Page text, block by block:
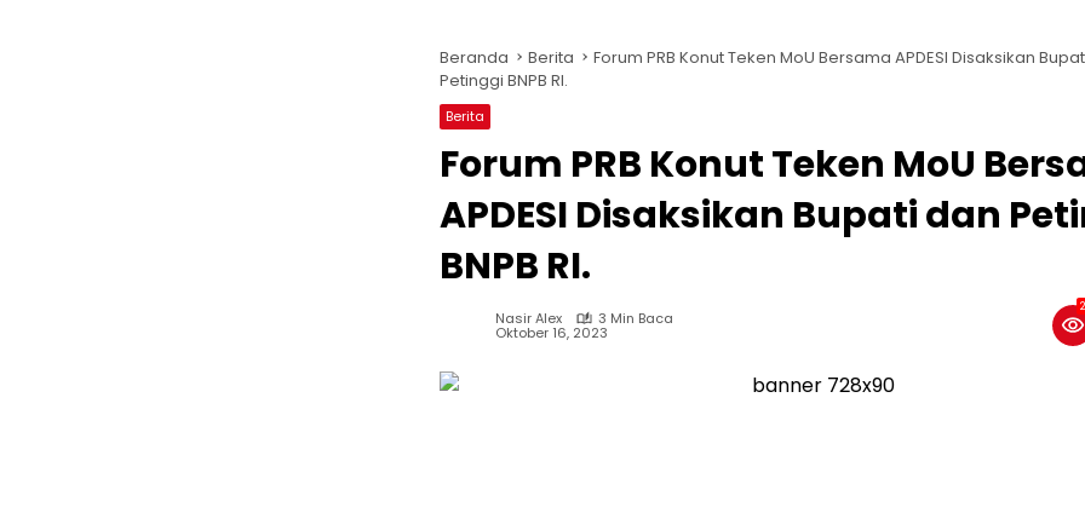
Beranda Berita
Forum PRB Konut Teken MoU Bersama APDESI Disaksikan
Petinggi BNPB RI.
Berita
Forum PRB Konut Teken MoU
APDESI Disaksikan Bupati dan
BNPB RI.
Nasir Alex 3 Min Baca
Oktober 16, 2023